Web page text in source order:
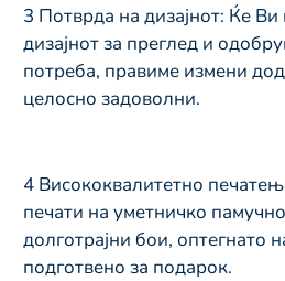
3 Потврда на дизајнот: Ќе Ви
дизајнот за преглед и
потреба, правиме измени
целосно задоволни.
4️ Висококвалитетно
печати на уметничко
долготрајни бои, оптегнато
подготвено за подарок.